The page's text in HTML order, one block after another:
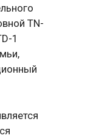
TN-
1